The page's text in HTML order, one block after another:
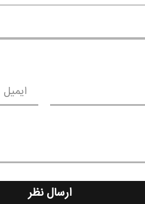
ایمیل
ارسال نظر